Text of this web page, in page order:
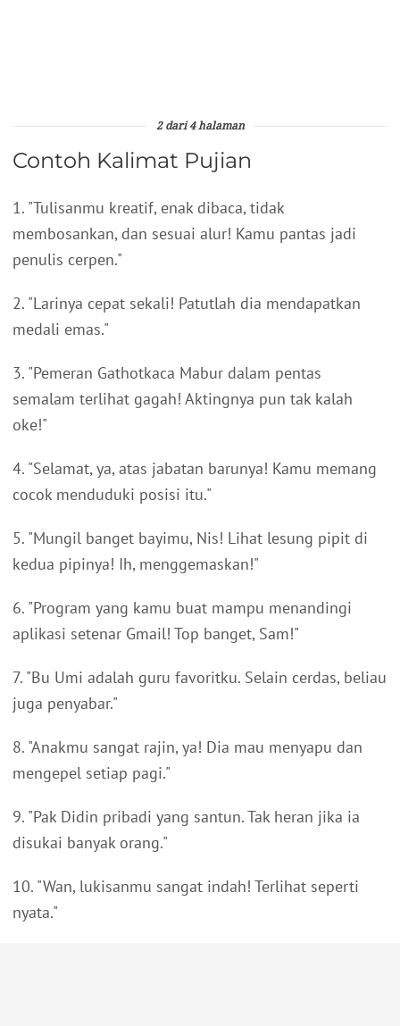
2 dari 4 halaman
Contoh Kalimat Pujian
1. "Tulisanmu kreatif, enak dibaca, tidak
membosankan, dan sesuai alur! Kamu pantas jadi
penulis cerpen."
2. "Larinya cepat sekali! Patutlah dia mendapatkan
medali emas."
3. "Pemeran Gathotkaca Mabur dalam pentas
semalam terlihat gagah! Aktingnya pun tak kalah
oke!"
4. "Selamat, ya, atas jabatan barunya! Kamu memang
cocok menduduki posisi itu."
5. "Mungil banget bayimu, Nis! Lihat lesung pipit di
kedua pipinya! Ih, menggemaskan!"
6. "Program yang kamu buat mampu menandingi
aplikasi setenar Gmail! Top banget, Sam!"
7. "Bu Umi adalah guru favoritku. Selain cerdas, beliau
juga penyabar."
8. "Anakmu sangat rajin, ya! Dia mau menyapu dan
mengepel setiap pagi."
9. "Pak Didin pribadi yang santun. Tak heran jika ia
disukai banyak orang."
10. "Wan, lukisanmu sangat indah! Terlihat seperti
nyata."